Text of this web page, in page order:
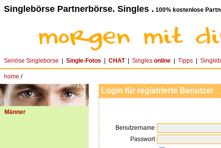
Singlebörse Partnerbörse. Singles . 100% kostenlose
Seriöse Singlebörse Single-Fotos CHAT| Singles online Tipps
home /
Männer
Login für registrierte Benutzer
Benutzername
Passwort